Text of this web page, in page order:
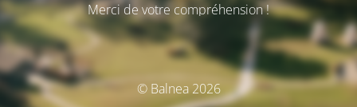
Merci de votre compréhension !
© Balnea 2026